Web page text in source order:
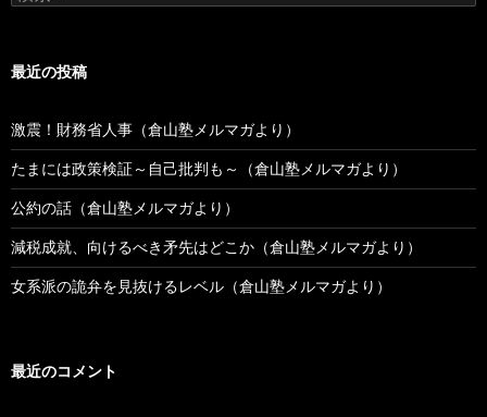
索:
最近の投稿
激震！財務省人事（倉山塾メルマガより）
たまには政策検証～自己批判も～（倉山塾メルマガより）
公約の話（倉山塾メルマガより）
減税成就、向けるべき矛先はどこか（倉山塾メルマガより）
女系派の詭弁を見抜けるレベル（倉山塾メルマガより）
最近のコメント